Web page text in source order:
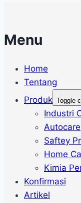
Menu
Home
Tentang
Produk Toggle
Industri
Autocare
Saftey
Home
Kimia
Konfirmasi
Artikel